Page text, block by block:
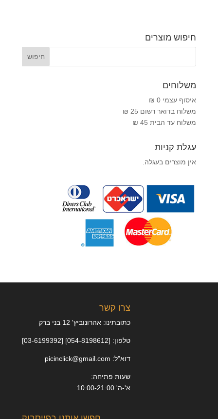
חיפוש מוצרים
משלוחים
איסוף עצמי 0 ₪
משלוח בדואר רשום 25 ₪
משלוח עד הבית 45 ₪
עגלת קניות
אין מוצרים בעגלה.
צרו קשר
כתובתינו: אהרונוביץ' 12 בני ברק
טלפון: [054-8198612] [03-6199392]
דוא"ל: picinclick@gmail.com
שעות פתיחה:
א'-ה' 10:00-21:00